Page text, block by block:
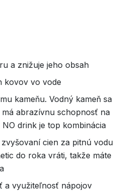
a znižuje jeho obsah
kovov vo vode
kameňu. Vodný kameň sa
abrazívnu schopnosť na
drink je top kombinácia
cien za pitnú vodu
do roka vráti, takže máte
a využiteľnosť nápojov